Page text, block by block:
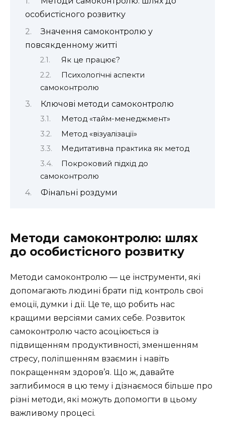
особистісного розвитку
Значення самоконтролю у
повсякденному житті
Як це працює?
Психологічні аспекти
самоконтролю
Ключові методи самоконтролю
Метод «тайм-менеджмент»
Метод «візуалізації»
Медитативна практика як метод
Покроковий підхід до
самоконтролю
Фінальні роздуми
Методи самоконтролю: шлях
до особистісного розвитку
Методи самоконтролю — це інструменти, які
допомагають людині брати під контроль свої
емоції, думки і дії. Це те, що робить нас
кращими версіями самих себе. Розвиток
самоконтролю часто асоціюється із
підвищенням продуктивності, зменшенням
стресу, поліпшенням взаємин і навіть
покращенням здоров’я. Що ж, давайте
заглибимося в цю тему і дізнаємося більше про
різні методи, які можуть допомогти в цьому
важливому процесі.